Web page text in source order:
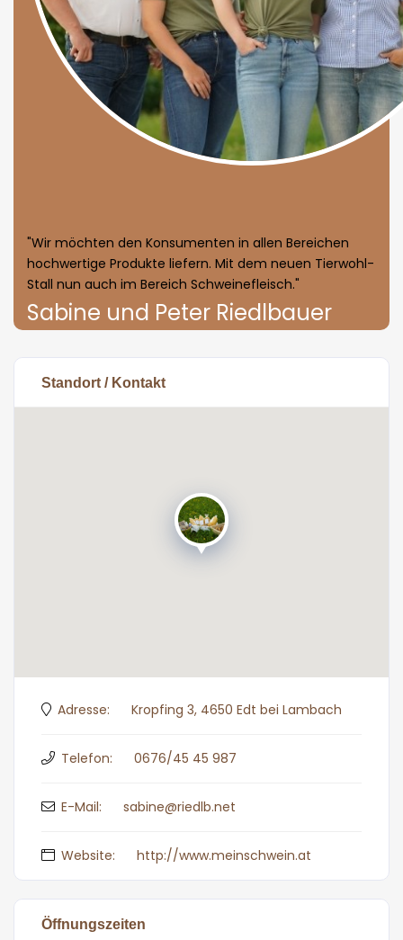
"Wir möchten den Konsumenten in allen Bereichen
hochwertige Produkte liefern. Mit dem neuen Tierwohl-
Stall nun auch im Bereich Schweinefleisch."
Sabine und Peter Riedlbauer
Standort / Kontakt
Adresse: Kropfing 3, 4650 Edt bei Lambach
Telefon: 0676/45 45 987
E-Mail: sabine@riedlb.net
Website: http://www.meinschwein.at
Öffnungszeiten